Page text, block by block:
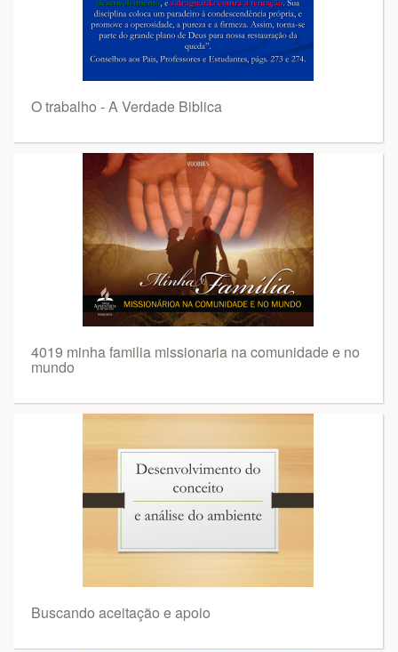
O trabalho - A Verdade Biblica
4019 minha familia missionaria na comunidade e no
mundo
Buscando aceitação e apoio